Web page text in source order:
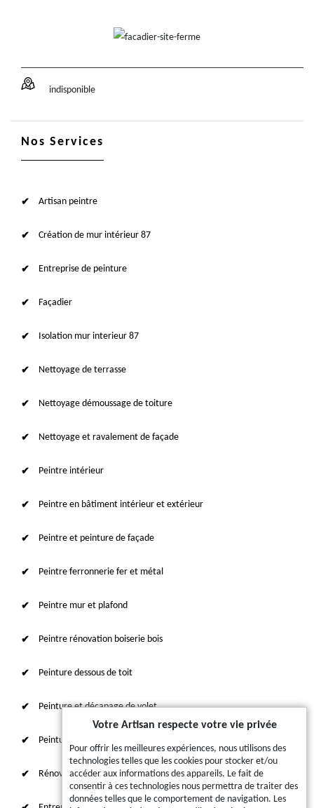
indisponible
Nos Services
Artisan peintre
Création de mur intérieur 87
Entreprise de peinture
Façadier
Isolation mur interieur 87
Nettoyage de terrasse
Nettoyage démoussage de toiture
Nettoyage et ravalement de façade
Peintre intérieur
Peintre en bâtiment intérieur et extérieur
Peintre et peinture de façade
Peintre ferronnerie fer et métal
Peintre mur et plafond
Peintre rénovation boiserie bois
Peinture dessous de toit
Peinture et décapage de volet
Peinture sur tuile et toiture
Rénovation intérieure 87
Votre Artisan respecte votre vie privée
Pour offrir les meilleures expériences, nous utilisons des
technologies telles que les cookies pour stocker et/ou
accéder aux informations des appareils. Le fait de
consentir à ces technologies nous permettra de traiter des
données telles que le comportement de navigation. Les